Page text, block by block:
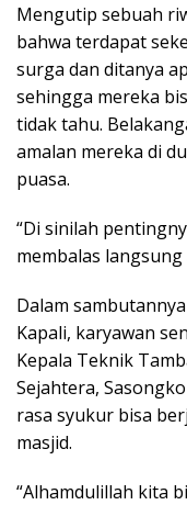
Mengutip sebuah
bahwa terdapat
surga dan ditanya
sehingga mereka
tidak tahu.
amalan mereka di
puasa.
“Di sinilah
membalas
Dalam
Kapali, karyawan
Kepala Teknik
Sejahtera,
rasa syukur bisa
masjid.
“Alhamdulillah kita